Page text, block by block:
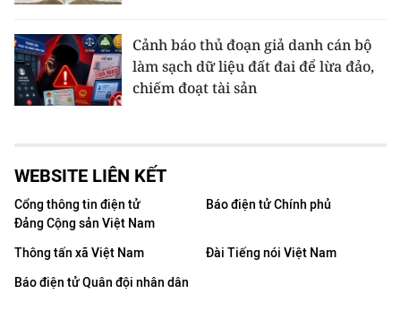
Cảnh báo thủ đoạn giả danh cán bộ
làm sạch dữ liệu đất đai để lừa đảo,
chiếm đoạt tài sản
WEBSITE LIÊN KẾT
Cổng thông tin điện tử
Đảng Cộng sản Việt Nam
Báo điện tử Chính phủ
Thông tấn xã Việt Nam
Đài Tiếng nói Việt Nam
Báo điện tử Quân đội nhân dân